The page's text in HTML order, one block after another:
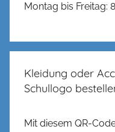
Montag bis Freitag:
Kleidung oder
Schullogo
Mit diesem QR-